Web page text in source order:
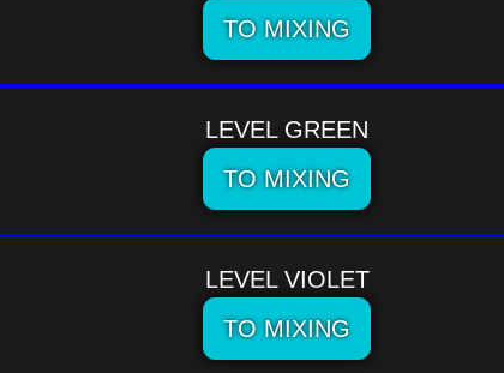
TO MIXING
LEVEL GREEN
TO MIXING
LEVEL VIOLET
TO MIXING